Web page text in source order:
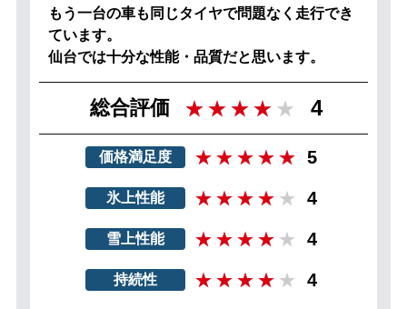
もう一台の車も同じタイヤで問題なく走行でき
ています。
仙台では十分な性能・品質だと思います。
総合評価 4
価格満足度 5
氷上性能 4
雪上性能 4
持続性 4